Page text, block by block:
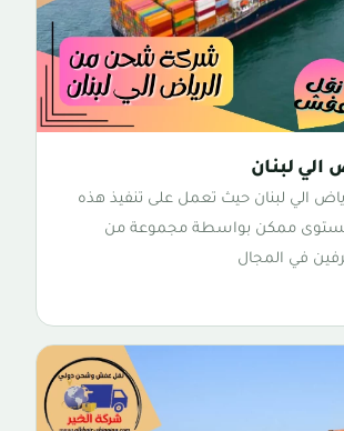
لبنان
الي لبنان حيث تعمل على تنفيذ هذه
مستوى ممكن بواسطة مجموعة من
في المجال